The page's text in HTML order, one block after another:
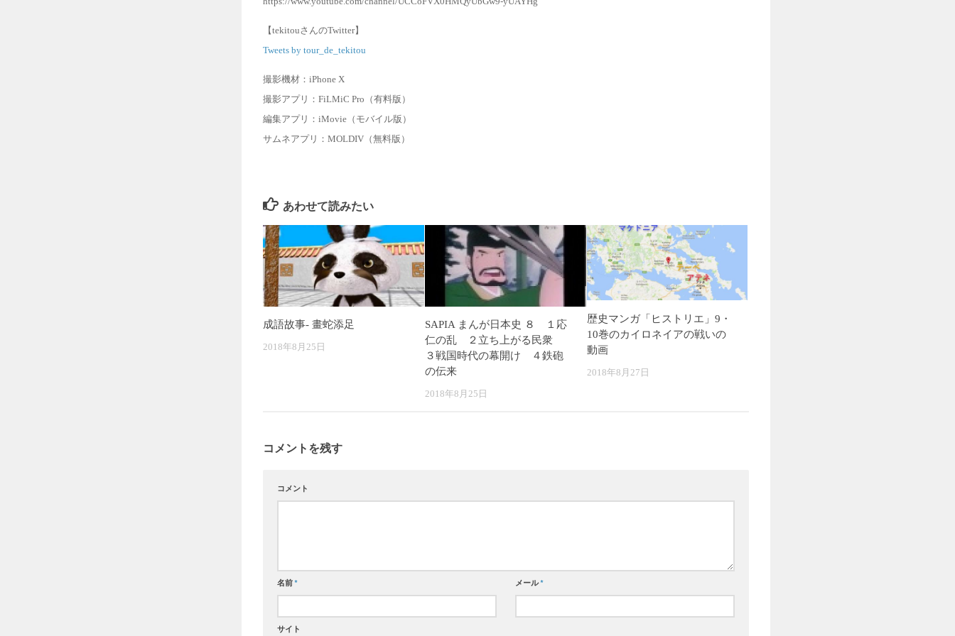
【tekitouさんのTwitter】
Tweets by tour_de_tekitou
撮影機材：iPhone X
撮影アプリ：FiLMiC Pro（有料版）
編集アプリ：iMovie（モバイル版）
サムネアプリ：MOLDIV（無料版）
あわせて読みたい
成語故事- 畫蛇添足
2018年8月25日
SAPIA まんが日本史 ８ １応
仁の乱 ２立ち上がる民衆
３戦国時代の幕開け ４鉄砲
の伝来
2018年8月25日
歴史マンガ「ヒストリエ」9・
10巻のカイロネイアの戦いの
動画
2018年8月27日
コメントを残す
コメント
名前* メール*
サイト